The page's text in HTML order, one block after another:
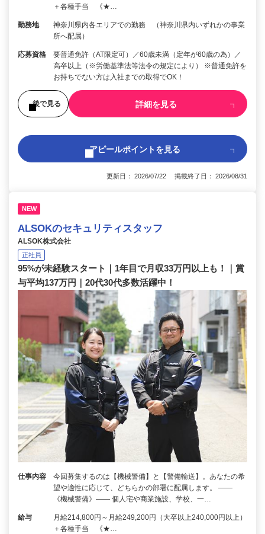
＋各種手当 《★…
勤務地
神奈川県内各エリアでの勤務 （神奈川県内いずれかの事業
所へ配属）
応募資格
要普通免許（AT限定可）／60歳未満（定年が60歳の為）／
高卒以上（※労働基準法等法令の規定により） ※普通免許を
お持ちでない方は入社までの取得でOK！
後で見る 詳細を見る
アピールポイントを見る
更新日： 2026/07/22 掲載終了日： 2026/08/31
NEW
ALSOKのセキュリティスタッフ
ALSOK株式会社
正社員
95%が未経験スタート｜1年目で月収33万円以上も！｜賞
与平均137万円｜20代30代多数活躍中！
仕事内容
今回募集するのは【機械警備】と【警備輸送】。あなたの希
望や適性に応じて、どちらかの部署に配属します。 ――
《機械警備》―― 個人宅や商業施設、学校、一…
給与
月給214,800円～月給249,200円（大卒以上240,000円以上）
＋各種手当 《★…